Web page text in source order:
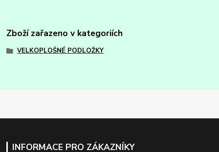
Zboží zařazeno v kategoriích
VELKOPLOŠNÉ PODLOŽKY
INFORMACE PRO ZÁKAZNÍKY